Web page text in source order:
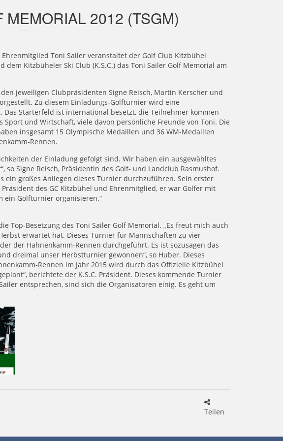
MEMORIAL 2012 (TSGM)
Toni Sailer veranstaltet der Golf Club Kitzbühel
Kitzbüheler Ski Club (K.S.C.) das Toni Sailer Golf Memorial am
jeweiligen Clubpräsidenten Signe Reisch, Martin Kerscher und
Zu diesem Einladungs-Golfturnier wird eine
Starterfeld ist international besetzt, die Teilnehmer kommen
und Wirtschaft, viele davon persönliche Freunde von Toni. Die
insgesamt 15 Olympische Medaillen und 36 WM-Medaillen
Rennen.
der Einladung gefolgt sind. Wir haben ein ausgewähltes
so Signe Reisch, Präsidentin des Golf- und Landclub Rasmushof.
ein großes Anliegen dieses Turnier durchzuführen. Sein erster
des GC Kitzbühel und Ehrenmitglied, er war Golfer mit
ein Golfturnier organisieren.“
Top-Besetzung des Toni Sailer Golf Memorial. „Es freut mich auch
erwartet hat. Dieses Turnier für Mannschaften zu vier
der Hahnenkamm-Rennen durchgeführt. Es ist sozusagen das
dreimal unser Herbstturnier gewonnen“, so Huber. Dieses
Rennen im Jahr 2015 wird durch das Offizielle Kitzbühel
berichtete der K.S.C. Präsident. Dieses kommende Turnier
entsprechen, sind sich die Organisatoren einig. Es geht um
Teilen